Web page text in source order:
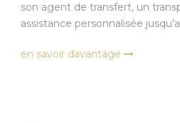
son agent de transfert, un
assistance personnalisée
en savoir davantage